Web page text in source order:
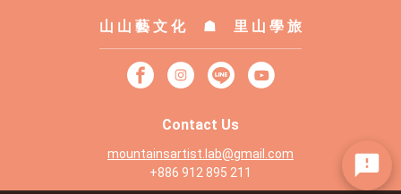
山 山 藝 文 化 ​ ☗ 里 山 學 旅
Contact Us
mountainsartist.lab@gmail.com
+886 912 895 211